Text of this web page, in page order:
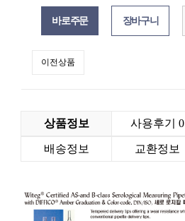
이전상품
상품정보 사용후기 0
배송정보 교환정보